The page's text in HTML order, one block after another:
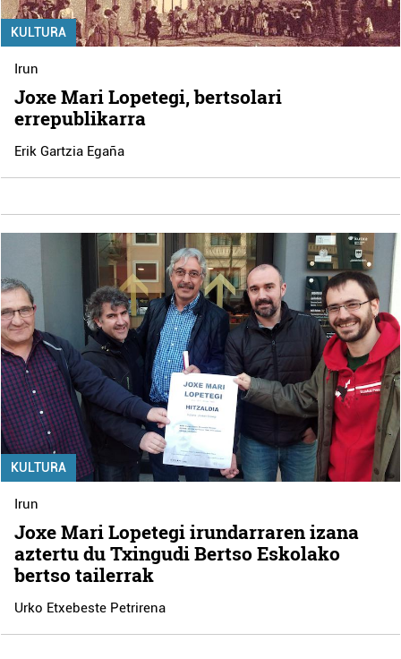
KULTURA
Irun
Joxe Mari Lopetegi, bertsolari
errepublikarra
Erik Gartzia Egaña
KULTURA
Irun
Joxe Mari Lopetegi irundarraren izana
aztertu du Txingudi Bertso Eskolako
bertso tailerrak
Urko Etxebeste Petrirena